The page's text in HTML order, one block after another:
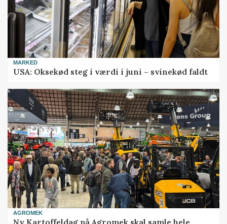
MARKED
USA: Oksekød steg i værdi i juni – svinekød faldt
AGROMEK